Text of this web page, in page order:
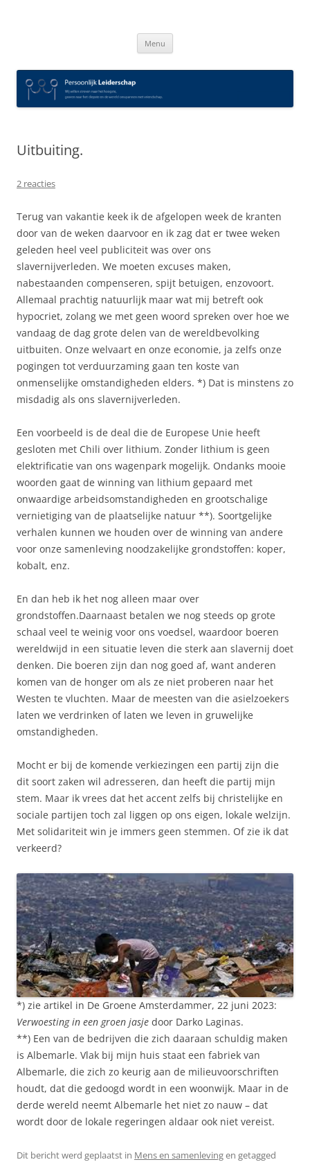
Menu
Uitbuiting.
2 reacties
Terug van vakantie keek ik de afgelopen week de kranten
door van de weken daarvoor en ik zag dat er twee weken
geleden heel veel publiciteit was over ons
slavernijverleden. We moeten excuses maken,
nabestaanden compenseren, spijt betuigen, enzovoort.
Allemaal prachtig natuurlijk maar wat mij betreft ook
hypocriet, zolang we met geen woord spreken over hoe we
vandaag de dag grote delen van de wereldbevolking
uitbuiten. Onze welvaart en onze economie, ja zelfs onze
pogingen tot verduurzaming gaan ten koste van
onmenselijke omstandigheden elders. *) Dat is minstens zo
misdadig als ons slavernijverleden.
Een voorbeeld is de deal die de Europese Unie heeft
gesloten met Chili over lithium. Zonder lithium is geen
elektrificatie van ons wagenpark mogelijk. Ondanks mooie
woorden gaat de winning van lithium gepaard met
onwaardige arbeidsomstandigheden en grootschalige
vernietiging van de plaatselijke natuur **). Soortgelijke
verhalen kunnen we houden over de winning van andere
voor onze samenleving noodzakelijke grondstoffen: koper,
kobalt, enz.
En dan heb ik het nog alleen maar over
grondstoffen.Daarnaast betalen we nog steeds op grote
schaal veel te weinig voor ons voedsel, waardoor boeren
wereldwijd in een situatie leven die sterk aan slavernij doet
denken. Die boeren zijn dan nog goed af, want anderen
komen van de honger om als ze niet proberen naar het
Westen te vluchten. Maar de meesten van die asielzoekers
laten we verdrinken of laten we leven in gruwelijke
omstandigheden.
Mocht er bij de komende verkiezingen een partij zijn die
dit soort zaken wil adresseren, dan heeft die partij mijn
stem. Maar ik vrees dat het accent zelfs bij christelijke en
sociale partijen toch zal liggen op ons eigen, lokale welzijn.
Met solidariteit win je immers geen stemmen. Of zie ik dat
verkeerd?
*) zie artikel in De Groene Amsterdammer, 22 juni 2023:
Verwoesting in een groen jasje door Darko Laginas.
**) Een van de bedrijven die zich daaraan schuldig maken
is Albemarle. Vlak bij mijn huis staat een fabriek van
Albemarle, die zich zo keurig aan de milieuvoorschriften
houdt, dat die gedoogd wordt in een woonwijk. Maar in de
derde wereld neemt Albemarle het niet zo nauw – dat
wordt door de lokale regeringen aldaar ook niet vereist.
Dit bericht werd geplaatst in Mens en samenlevingen getagged